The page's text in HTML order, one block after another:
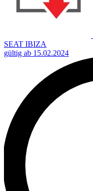
SEAT IBIZA
gültig ab 15.02.2024